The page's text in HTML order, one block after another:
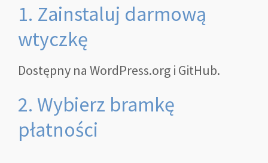
1. Zainstaluj darmową
wtyczkę
Dostępny na WordPress.org i GitHub.
2. Wybierz bramkę
płatności